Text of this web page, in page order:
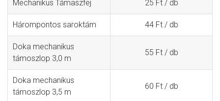
Mechanikus Támaszfej 25 Ft / db
Hárompontos saroktám 44 Ft / db
Doka mechanikus
támoszlop 3,0 m
55 Ft / db
Doka mechanikus
támoszlop 3,5 m
60 Ft / db